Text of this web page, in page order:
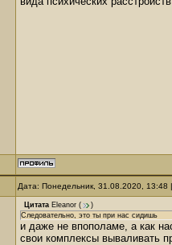
Дата: Понедельник, 31.08.2020,
Цитата Eleanor (
)
Следовательно, это ты при нас сидишь
и даже не впополаме, а как
свои комплексы вываливать